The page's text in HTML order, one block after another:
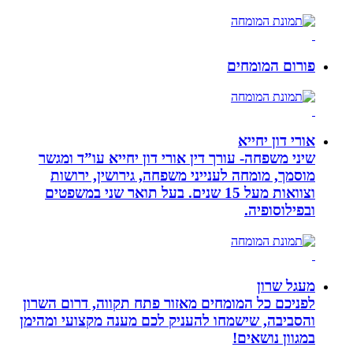
פורום המומחים
אורי דון יחייא
שיני משפחה- עורך דין אורי דון יחייא עו”ד ומגשר
מוסמך, מומחה לענייני משפחה, גירושין, ירושות
וצוואות מעל 15 שנים. בעל תואר שני במשפטים
ובפילוסופיה.
מעגל שרון
לפניכם כל המומחים מאזור פתח תקווה, דרום השרון
והסביבה, שישמחו להעניק לכם מענה מקצועי ומהימן
במגוון נושאים!